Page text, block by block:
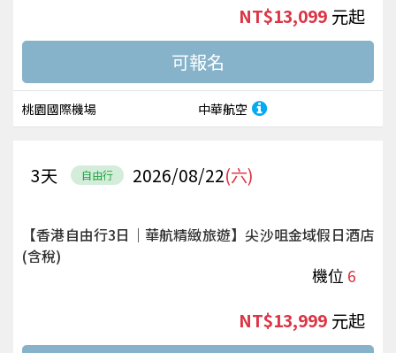
桃園國際機場 中華航空
NT$13,099 起
自由行 2026/08/22(六)
3天
【香港自由行3日｜華航精緻旅遊】尖沙咀金域假日酒店
(含稅)
機位 6
NT$13,999 起